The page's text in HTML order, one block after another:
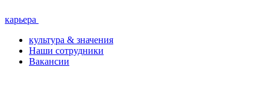
карьера
культура & значения
Наши сотрудники
Вакансии